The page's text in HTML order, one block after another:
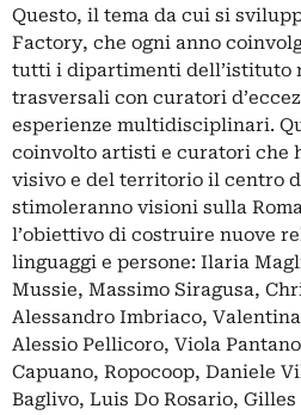
Questo, il tema da cui si
Factory, che ogni anno
tutti i dipartimenti dell’istituto
trasversali con curatori
esperienze multidisciplinari.
coinvolto artisti e curatori che
visivo e del territorio il centro
stimoleranno visioni sulla
l’obiettivo di costruire nuove
linguaggi e persone: Ilaria
Mussie, Massimo Siragusa,
Alessandro Imbriaco,
Alessio Pellicoro, Viola
Capuano, Ropocoop, Daniele
Baglivo, Luis Do Rosario,